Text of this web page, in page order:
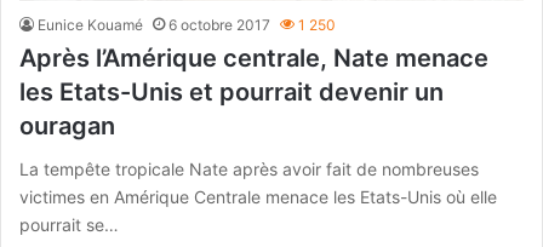
Eunice Kouamé 6 octobre 2017 1 250
Après l’Amérique centrale, Nate menace
les Etats-Unis et pourrait devenir un
ouragan
La tempête tropicale Nate après avoir fait de nombreuses
victimes en Amérique Centrale menace les Etats-Unis où elle
pourrait se…